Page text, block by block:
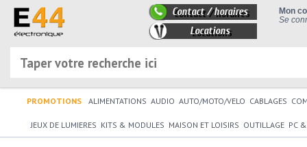
Mon
Se
Contact / horaires
Locations
PROMOTIONS ALIMENTATIONS AUDIO AUTO/MOTO/VELO CABLAGES
JEUX DE LUMIERES KITS & MODULES MAISON ET LOISIRS OUTILLAGE PC